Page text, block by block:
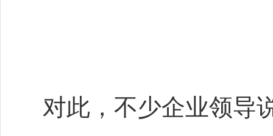
对此，不少企业领导